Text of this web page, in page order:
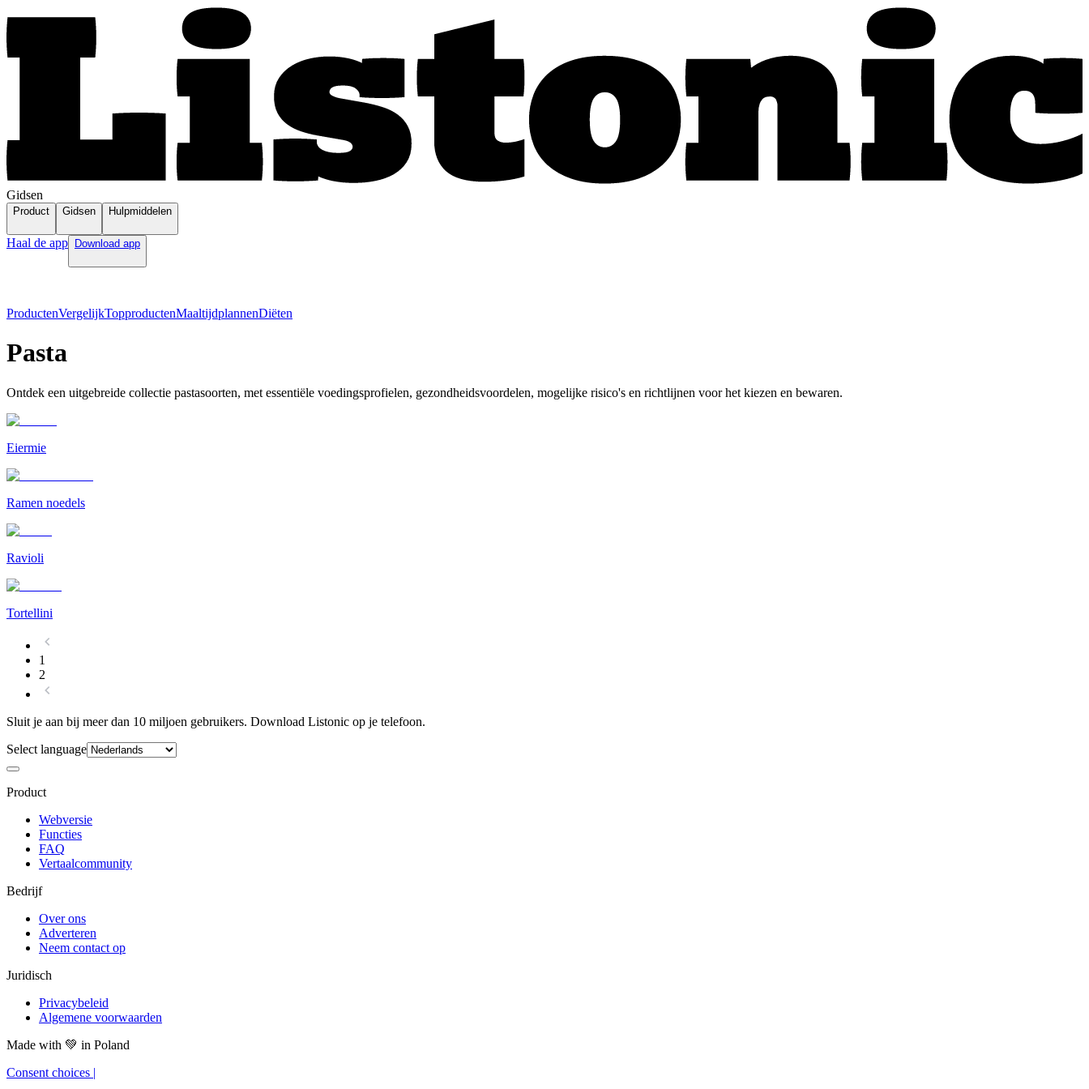
Gidsen
Product Gidsen Hulpmiddelen
Haal de app Download app
ProductenVergelijkTopproductenMaaltijdplannenDiëten
Pasta
Ontdek een uitgebreide collectie pastasoorten, met essentiële voedingsprofielen, gezondheidsvoordelen, mogelijke risico's en richtlijnen voor het kiezen en bewaren.
Eiermie
Ramen noedels
Ravioli
Tortellini
1
2
Sluit je aan bij meer dan 10 miljoen gebruikers. Download Listonic op je telefoon.
Select language
Product
Webversie
Functies
FAQ
Vertaalcommunity
Bedrijf
Over ons
Adverteren
Neem contact op
Juridisch
Privacybeleid
Algemene voorwaarden
Made with 💚 in Poland
Consent choices |